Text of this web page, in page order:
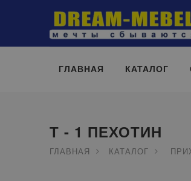
ГЛАВНАЯ КАТАЛОГ
Т - 1 ПЕХОТИН
ГЛАВНАЯ КАТАЛОГ